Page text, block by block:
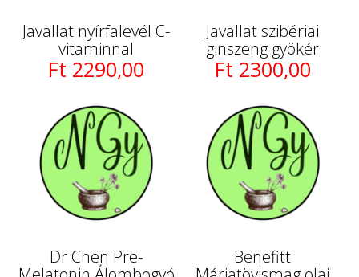
Javallat nyírfalevél C-
vitaminnal
Ft 2290,00
Javallat szibériai
ginszeng gyökér
Ft 2300,00
Dr Chen Pre-
Benefitt